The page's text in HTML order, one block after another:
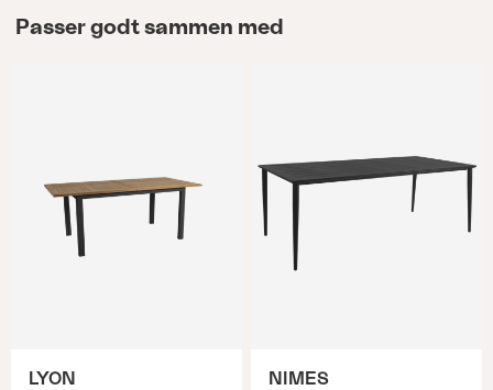
Passer godt sammen med
LYON NIMES